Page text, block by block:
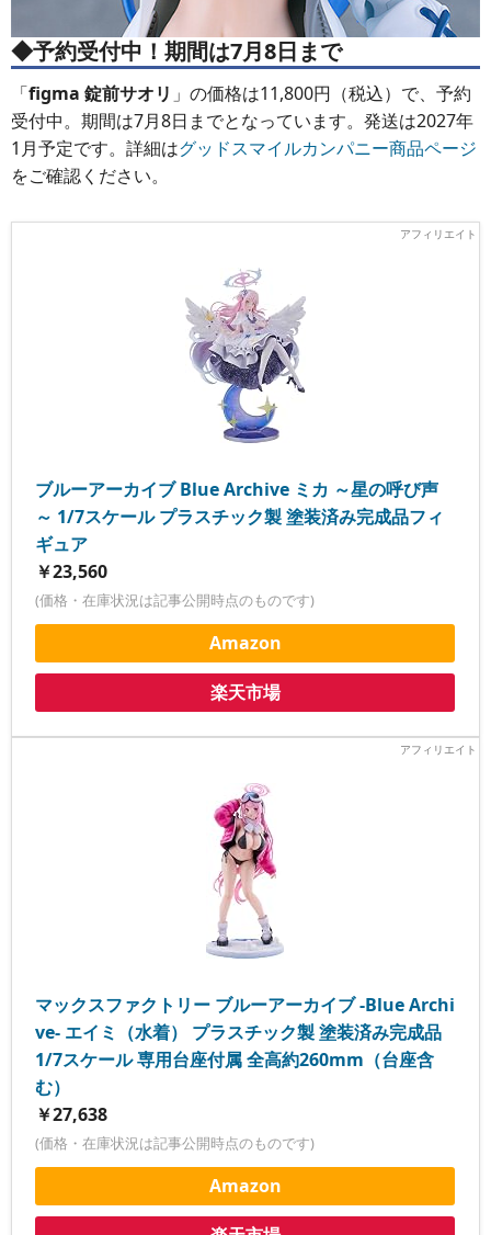
◆予約受付中！期間は7月8日まで
「figma 錠前サオリ 」の価格は11,800円（税込）で、予約
受付中。期間は7月8日までとなっています。発送は2027年
1月予定です。詳細はグッドスマイルカンパニー商品ページ
をご確認ください。
ブルーアーカイブ Blue Archive ミカ ～星の呼び声
～ 1/7スケール プラスチック製 塗装済み完成品フィ
ギュア
￥23,560
(価格・在庫状況は記事公開時点のものです)
Amazon
楽天市場
マックスファクトリー ブルーアーカイブ -Blue Archi
ve- エイミ（水着） プラスチック製 塗装済み完成品
1/7スケール 専用台座付属 全高約260mm（台座含
む）
￥27,638
(価格・在庫状況は記事公開時点のものです)
Amazon